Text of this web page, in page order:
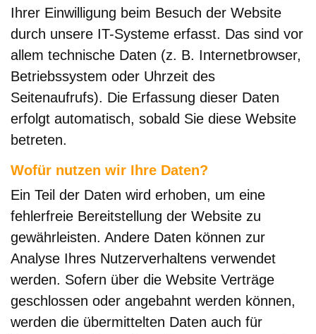
Ihrer Einwilligung beim Besuch der Website
durch unsere IT-Systeme erfasst. Das sind vor
allem technische Daten (z. B. Internetbrowser,
Betriebssystem oder Uhrzeit des
Seitenaufrufs). Die Erfassung dieser Daten
erfolgt automatisch, sobald Sie diese Website
betreten.
Wofür nutzen wir Ihre Daten?
Ein Teil der Daten wird erhoben, um eine
fehlerfreie Bereitstellung der Website zu
gewährleisten. Andere Daten können zur
Analyse Ihres Nutzerverhaltens verwendet
werden. Sofern über die Website Verträge
geschlossen oder angebahnt werden können,
werden die übermittelten Daten auch für